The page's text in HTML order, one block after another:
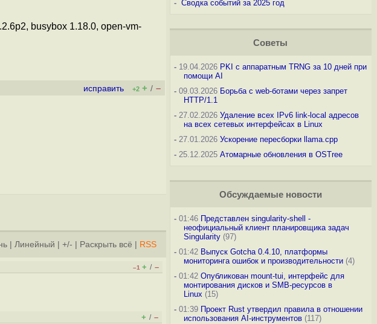
busybox 1.18.0, open-vm-
исправить +2 + / –
Линейный +/- Раскрыть всё RSS
–1 + / –
+ / –
- Сводка событий за 2025 год
Советы
-19.04.2026 PKI с аппаратным TRNG за 10 дней при
помощи AI
-09.03.2026 Борьба с web-ботами через запрет
HTTP/1.1
-27.02.2026 Удаление всех IPv6 link-local адресов
на всех сетевых интерфейсах в Linux
-27.01.2026 Ускорение пересборки llama.cpp
-25.12.2025 Атомарные обновления в OSTree
Обсуждаемые новости
-01:46 Представлен singularity-shell -
неофициальный клиент планировщика задач
Singularity(97)
-01:42 Выпуск Gotcha 0.4.10, платформы
мониторинга ошибок и производительности(4)
-01:42 Опубликован mount-tui, интерфейс для
монтирования дисков и SMB-ресурсов в
Linux (15)
-01:39 Проект Rust утвердил правила в отношении
использования AI-инструментов(117)